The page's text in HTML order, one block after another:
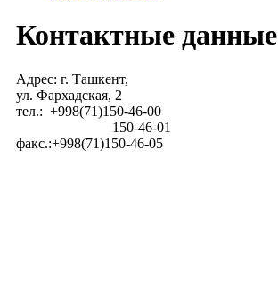
Контактные данные
Адрес: г. Ташкент,
ул. Фархадская, 2
тел.: +998(71)150-46-00
150-46-01
факс.:+998(71)150-46-05